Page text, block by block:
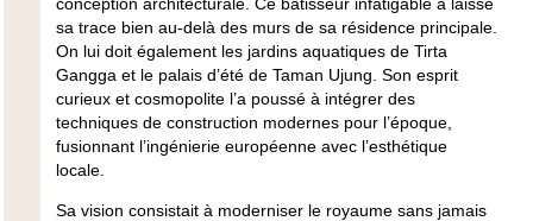
sa trace bien au-delà des murs de sa résidence principale.
On lui doit également les jardins aquatiques de Tirta
Gangga et le palais d’été de Taman Ujung. Son esprit
curieux et cosmopolite l’a poussé à intégrer des
techniques de construction modernes pour l’époque,
fusionnant l’ingénierie européenne avec l’esthétique
locale.
Sa vision consistait à moderniser le royaume sans jamais